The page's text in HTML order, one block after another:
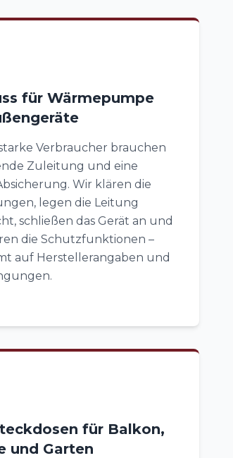
für Wärmepumpe
Verbraucher brauchen
Zuleitung und eine
Wir klären die
legen die Leitung
schließen das Gerät an und
die Schutzfunktionen –
auf Herstellerangaben und
für Balkon,
und Garten